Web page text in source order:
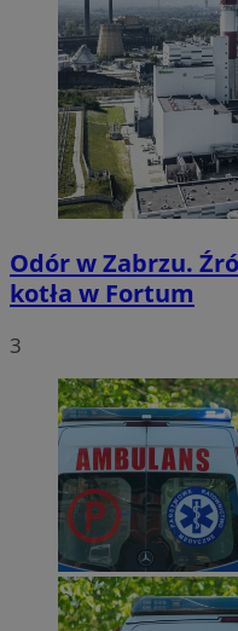
Odór w Zabrzu.
kotła w Fortum
3